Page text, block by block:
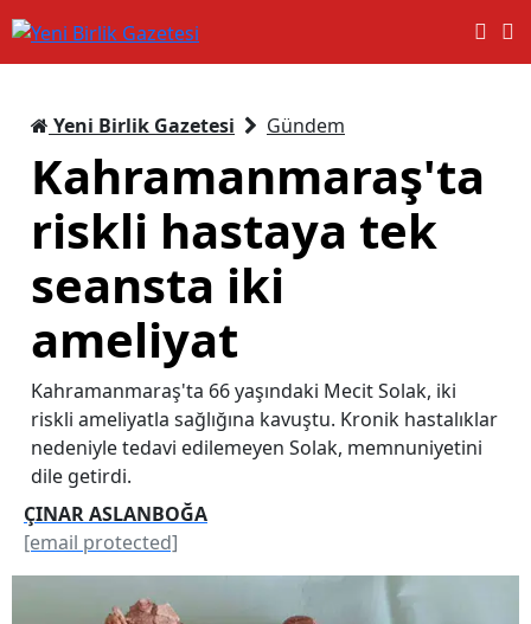
Yeni Birlik Gazetesi Gündem
Kahramanmaraş'ta
riskli hastaya tek
seansta iki
ameliyat
Kahramanmaraş'ta 66 yaşındaki Mecit Solak, iki
riskli ameliyatla sağlığına kavuştu. Kronik hastalıklar
nedeniyle tedavi edilemeyen Solak, memnuniyetini
dile getirdi.
ÇINAR ASLANBOĞA
[email protected]